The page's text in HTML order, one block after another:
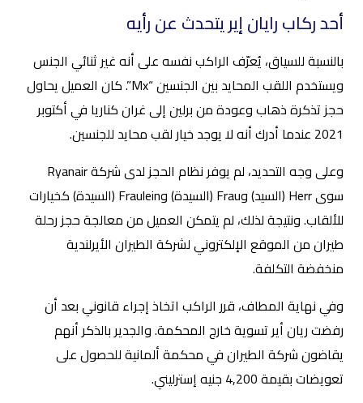
أحد ركاب رايان إير يتحدث عن رأيه
بالنسبة للسياق، يُعرّف الراكب نفسه على أنه غير ثنائي الجنس
ويستخدم اللقب المحايد بين الجنسين “Mx”. كان العميل يحاول
حجز تذكرة ذهاب وعودة من برلين إلى غران كناريا في أكتوبر
2021 عندما أدرك أنه لا يوجد خيار لقب محايد للجنسين.
وعلى وجه التحديد، لم يوفر نظام الحجز لدى شركة Ryanair
سوى Herr (السيد) وFrau (السيدة) وFraulein (السيدة) كخيارات
للألقاب. ونتيجة لذلك، لم يتمكن العميل من معالجة حجز رحلة
طيران من الموقع الإلكتروني لشركة الطيران الأيرلندية
منخفضة التكلفة.
وفي نهاية المطاف، قرر الراكب اتخاذ إجراء قانوني بعد أن
رفضت ريان أير تسوية خارج المحكمة. والجدير بالذكر أنهم
يقاضون شركة الطيران في محكمة ألمانية للحصول على
تعويضات بقيمة 4,200 جنيه إسترليني.